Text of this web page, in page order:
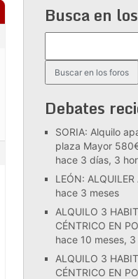
Busca en
Debates
SORIA: Alquilo
plaza Mayor
hace 3 días, 3
LEÓN: ALQUILER
hace 3 meses
ALQUILO 3
CÉNTRICO EN
hace 10 meses,
ALQUILO 3
CÉNTRICO EN